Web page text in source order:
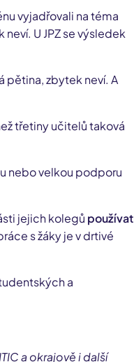
vyjadřovali na téma
U JPZ se výsledek
pětina, zbytek neví. A
třetiny učitelů taková
nebo velkou podporu
jejich kolegů používat
s žáky je v drtivé
a
a okrajově i další